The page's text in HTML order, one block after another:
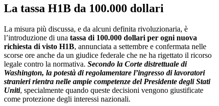
La tassa H1B da 100.000 dollari
La misura più discussa, e da alcuni definita rivoluzionaria, è
l’introduzione di una tassa di 100.000 dollari per ogni nuova
richiesta di visto H1B, annunciata a settembre e confermata nelle
scorse ore anche da un giudice federale che ne ha rigettato il ricorso
legale contro la normativa. Secondo la Corte distrettuale di
Washington, la potestà di regolamentare l’ingresso di lavoratori
stranieri rientra nelle ampie competenze del Presidente degli Stati
Uniti, specialmente quando queste decisioni vengono giustificate
come protezione degli interessi nazionali.